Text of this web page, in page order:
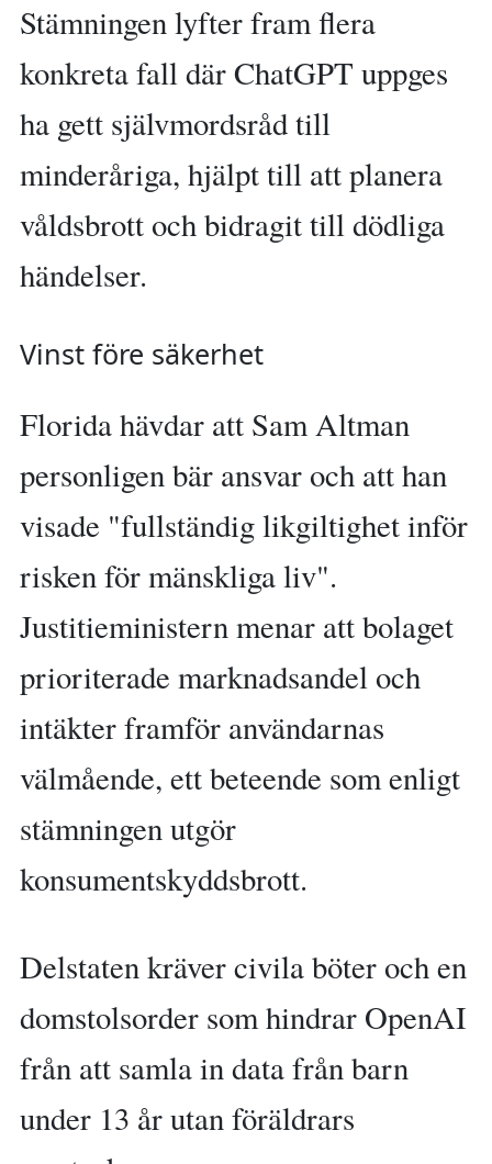
Stämningen lyfter fram flera
konkreta fall där ChatGPT uppges
ha gett självmordsråd till
minderåriga, hjälpt till att planera
våldsbrott och bidragit till dödliga
händelser.
Vinst före säkerhet
Florida hävdar att Sam Altman
personligen bär ansvar och att han
visade "fullständig likgiltighet inför
risken för mänskliga liv".
Justitieministern menar att bolaget
prioriterade marknadsandel och
intäkter framför användarnas
välmående, ett beteende som enligt
stämningen utgör
konsumentskyddsbrott.
Delstaten kräver civila böter och en
domstolsorder som hindrar OpenAI
från att samla in data från barn
under 13 år utan föräldrars